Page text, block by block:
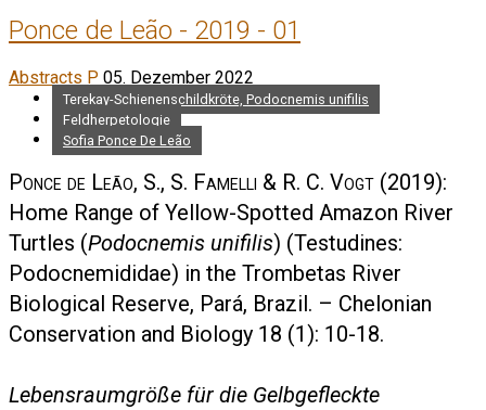
Ponce de Leão - 2019 - 01
Abstracts P 05. Dezember 2022
Terekay-Schienenschildkröte, Podocnemis unifilis
Feldherpetologie
Sofia Ponce De Leão
Ponce de Leão, S., S. Famelli & R. C. Vogt (2019):
Home Range of Yellow-Spotted Amazon River
Turtles (Podocnemis unifilis) (Testudines:
Podocnemididae) in the Trombetas River
Biological Reserve, Pará, Brazil. – Chelonian
Conservation and Biology 18 (1): 10-18.
Lebensraumgröße für die Gelbgefleckte